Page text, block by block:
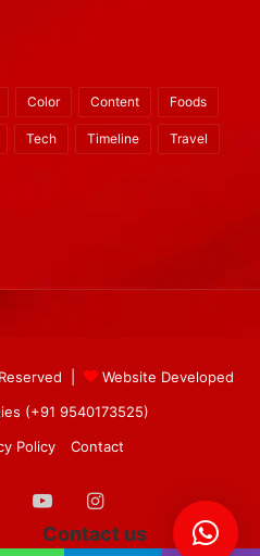
Color Content Foods
Tech Timeline Travel
|
Website Developed
(+91 9540173525)
Policy Contact
YouTubeInstagram
Contact us